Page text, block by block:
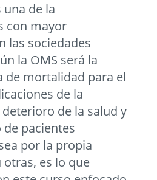
una de la
con mayor
las sociedades
la OMS será la
de mortalidad para el
de la
de la salud y
pacientes
por la propia
es lo que